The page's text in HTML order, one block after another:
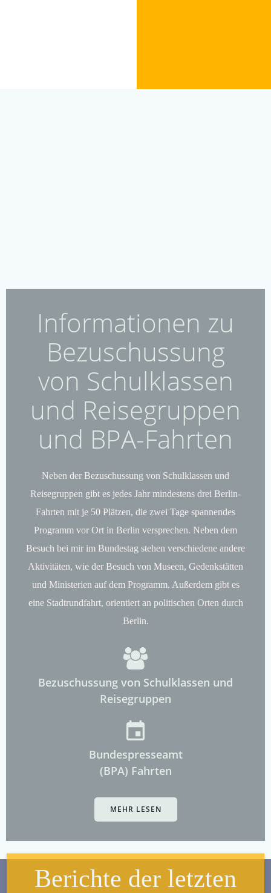
Informationen zu
Bezuschussung
von Schulklassen
und Reisegruppen
und BPA-Fahrten
Neben der Bezuschussung von Schulklassen und
Reisegruppen gibt es jedes Jahr mindestens drei Berlin-
Fahrten mit je 50 Plätzen, die zwei Tage spannendes
Programm vor Ort in Berlin versprechen. Neben dem
Besuch bei mir im Bundestag stehen verschiedene andere
Aktivitäten, wie der Besuch von Museen, Gedenkstätten
und Ministerien auf dem Programm. Außerdem gibt es
eine Stadtrundfahrt, orientiert an politischen Orten durch
Berlin.
Bezuschussung von Schulklassen und
Reisegruppen
Bundespresseamt
(BPA) Fahrten
MEHR LESEN
Berichte der letzten